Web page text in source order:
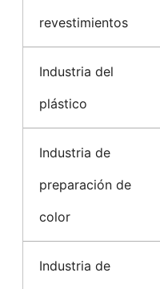
revestimientos
Industria del
plástico
Industria de
preparación de
color
Industria de